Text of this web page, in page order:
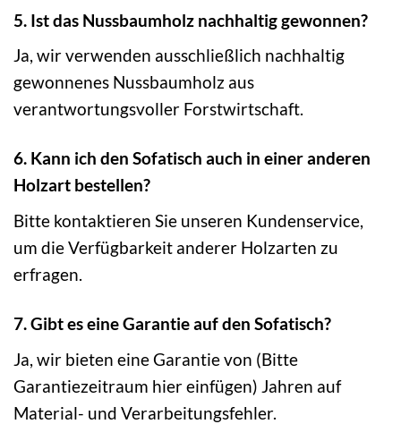
5. Ist das Nussbaumholz nachhaltig gewonnen?
Ja, wir verwenden ausschließlich nachhaltig
gewonnenes Nussbaumholz aus
verantwortungsvoller Forstwirtschaft.
6. Kann ich den Sofatisch auch in einer anderen
Holzart bestellen?
Bitte kontaktieren Sie unseren Kundenservice,
um die Verfügbarkeit anderer Holzarten zu
erfragen.
7. Gibt es eine Garantie auf den Sofatisch?
Ja, wir bieten eine Garantie von (Bitte
Garantiezeitraum hier einfügen) Jahren auf
Material- und Verarbeitungsfehler.